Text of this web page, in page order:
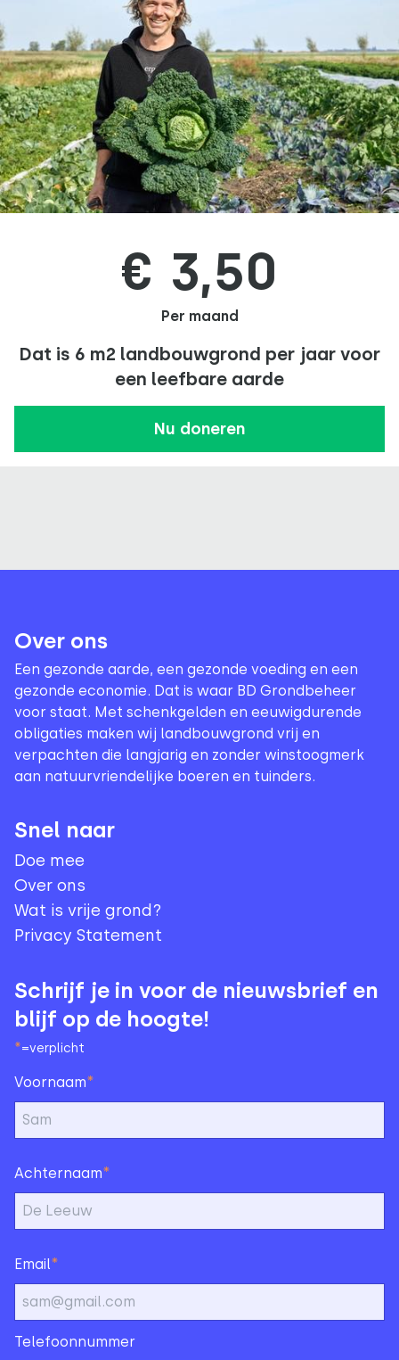
€ 3,50
Per maand
Dat is 6 m2 landbouwgrond per jaar voor
een leefbare aarde
Nu doneren
Over ons
Een gezonde aarde, een gezonde voeding en een
gezonde economie. Dat is waar BD Grondbeheer
voor staat. Met schenkgelden en eeuwigdurende
obligaties maken wij landbouwgrond vrij en
verpachten die langjarig en zonder winstoogmerk
aan natuurvriendelijke boeren en tuinders.
Snel naar
Doe mee
Over ons
Wat is vrije grond?
Privacy Statement
Schrijf je in voor de nieuwsbrief en
blijf op de hoogte!
*=verplicht
Voornaam*
Achternaam*
Email*
Telefoonnummer